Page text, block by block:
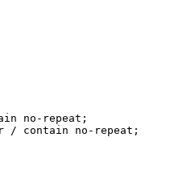
no-repeat;
/ contain no-repeat;